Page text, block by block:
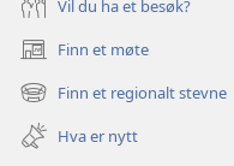
Vil du ha et besøk?
Finn et møte
(åpner
nytt
vindu)
Finn et regionalt stevne
(åpner
nytt
vindu)
Hva er nytt